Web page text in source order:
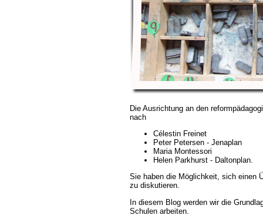
Die Ausrichtung an den
nach
Célestin Freinet
Peter Petersen - Jenaplan
Maria Montessori
Helen Parkhurst - Daltonplan.
Sie haben die Möglichkeit, sich einen
zu diskutieren.
In diesem Blog werden wir die
Schulen arbeiten.